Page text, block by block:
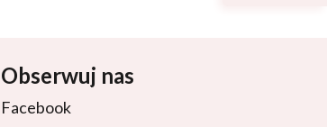
Obserwuj nas
Facebook